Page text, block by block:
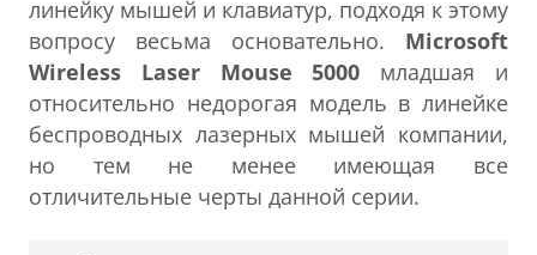
линейку мышей и клавиатур, подходя к этому
вопросу весьма основательно. Microsoft
Wireless Laser Mouse 5000 младшая и
относительно недорогая модель в линейке
беспроводных лазерных мышей компании,
но тем не менее имеющая все
отличительные черты данной серии.